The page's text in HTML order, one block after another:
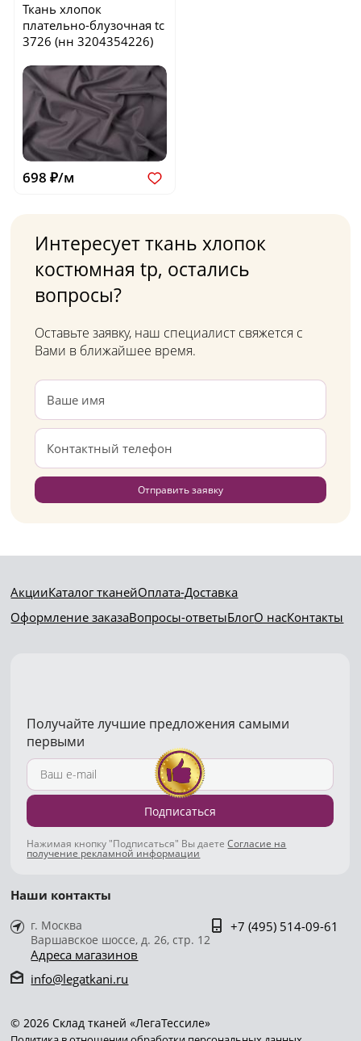
Ткань хлопок
плательно-блузочнаяtc
3726 (нн 3204354226)
698 ₽/м
Интересует ткань хлопок
костюмная tp, остались
вопросы?
Оставьте заявку, наш специалист свяжется с
Вами в ближайшее время.
Отправить заявку
АкцииКаталог тканейОплата-Доставка
Оформление заказаВопросы-ответыБлогО насКонтакты
Получайте лучшие предложения самыми
первыми
Подписаться
Нажимая кнопку "Подписаться" Вы даетеСогласие на
получение рекламной информации
Наши контакты
г. Москва
Варшавское шоссе, д. 26, стр. 12
Адреса магазинов
+7 (495) 514-09-61
info@legatkani.ru
© 2026 Склад тканей «ЛегаТессиле»